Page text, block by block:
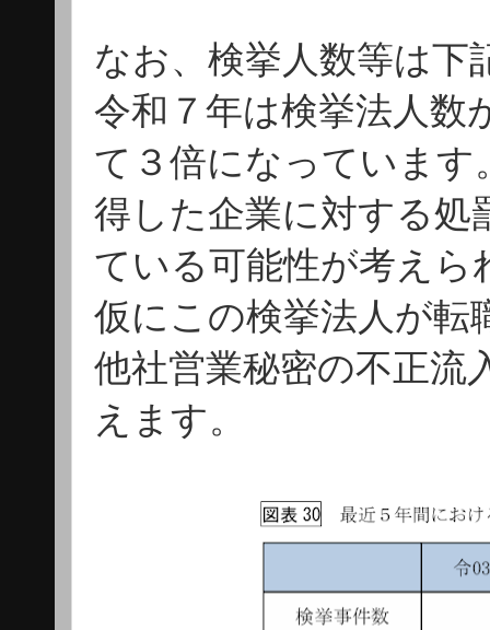
なお、検挙人数等は下
令和７年は検挙法人数
て３倍になっています
得した企業に対する処
ている可能性が考えら
仮にこの検挙法人が転
他社営業秘密の不正流
えます。